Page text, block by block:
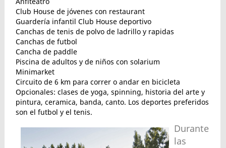
Club House de jóvenes con restaurant
Guardería infantil Club House deportivo
Canchas de tenis de polvo de ladrillo y rapidas
Canchas de futbol
Cancha de paddle
Piscina de adultos y de niños con solarium
Minimarket
Circuito de 6 km para correr o andar en bicicleta
Opcionales: clases de yoga, spinning, historia del arte y
pintura, ceramica, banda, canto. Los deportes preferidos
son el futbol y el tenis.
Durante
las